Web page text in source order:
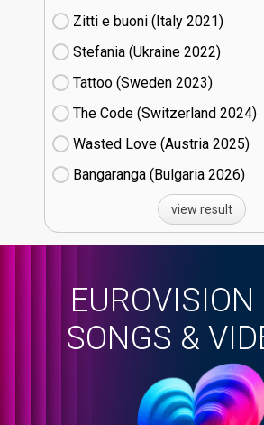
Zitti e buoni​ (Italy
21)
Stefania (Ukraine
22)
Tattoo (Sweden
23)
The Code (Switzerland
24)
Wasted Love (Austria
25)
Bangaranga (Bulgaria
26)
view result
SONGS &